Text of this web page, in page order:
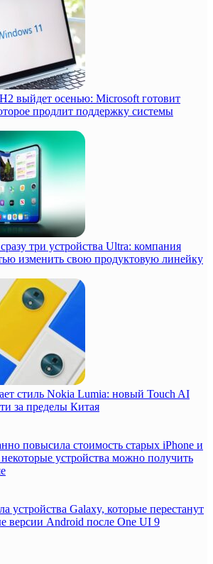
выйдет осенью: Microsoft готовит
продлит поддержку системы
три устройства Ultra: компания
изменить свою продуктовую линейку
стиль Nokia Lumia: новый Touch AI
за пределы Китая
повысила стоимость старых iPhone и
некоторые устройства можно получить
устройства Galaxy, которые перестанут
версии Android после One UI 9